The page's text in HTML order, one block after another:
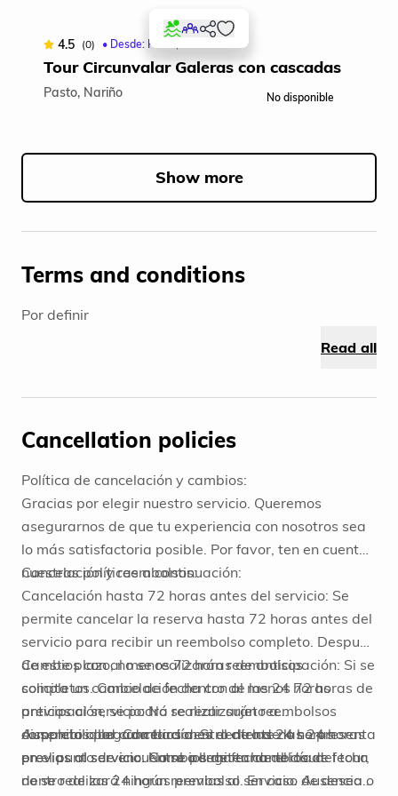
4.5 (0) • Desde: Pasto, Nariño
Tour Circunvalar Galeras con cascadas
Pasto, Nariño No disponible
1
5
Show more
Terms and conditions
Por definir
Read all
Cancellation policies
Política de cancelación y cambios:
Gracias por elegir nuestro servicio. Queremos
asegurarnos de que tu experiencia con nosotros sea
lo más satisfactoria posible. Por favor, ten en cuenta
nuestras políticas a continuación:
Cancelación y reembolsos:
Cancelación hasta 72 horas antes del servicio: Se
permite cancelar la reserva hasta 72 horas antes del
servicio para recibir un reembolso completo. Después
de este plazo, no se realizarán reembolsos
completos. Cancelación dentro de las 24 horas
previas al servicio: No se realizarán reembolsos
completos por cancelaciones dentro de las 24 horas
previas al servicio. Cambios de fecha del tour:
Cambios con al menos 72 horas de anticipación: Si se
solicita un cambio de fecha con al menos 72 horas de
anticipación, se podrá realizar sujeto a
disponibilidad. Cambios dentro de las 24 horas
previas al servicio: No se permiten cambios de fecha
dentro de las 24 horas previas al servicio. Ausencia o
Ausencia o llegada tardía: Si el cliente no se presenta
en el punto de encuentro o llega tarde el día del tour,
no se realizará ningún reembolso. En caso de desear